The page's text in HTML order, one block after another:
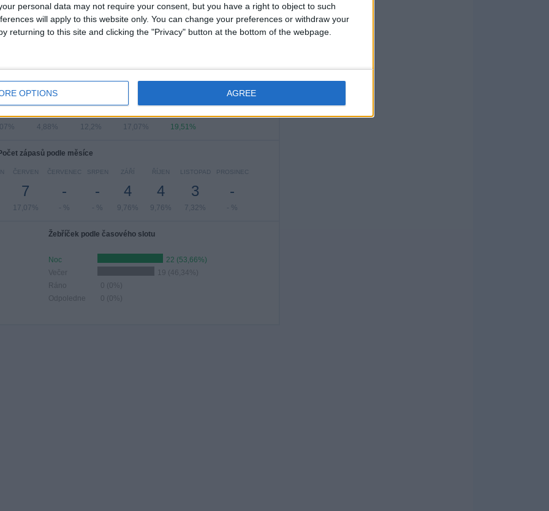
personal data may not require your consent, but you have a right to object to such
will apply to this website only. You can change your preferences or withdraw your
returning to this site and clicking the "Privacy" button at the bottom of the webpage.
OPTIONS AGREE
Mistrovství světa
4 (9,76%)
CONCACAF Women's Championship
4 (9,76%)
zápasů podle dne v týdnu
ČTVRTEK
2
4,88%
5
12,2%
7
17,07%
8
19,51%
zápasů podle měsíce
ČERVEN
7
17,07%
ČERVENEC
-
- %
SRPEN
-
- %
ZÁŘÍ
4
9,76%
ŘÍJEN
4
9,76%
LISTOPAD
3
7,32%
PROSINEC
-
- %
Žebříček podle časového slotu
Noc
22 (53,66%)
Večer
19 (46,34%)
Ráno
0 (0%)
Odpoledne
0 (0%)